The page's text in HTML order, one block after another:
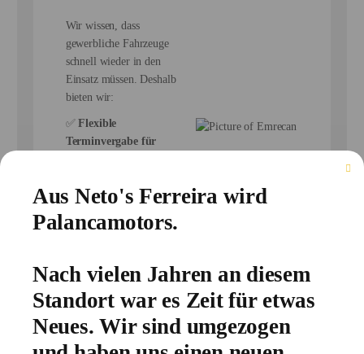
Wir wissen, dass
gewerbliche Fahrzeuge
schnell wieder in den
Einsatz müssen. Deshalb
bieten wir:
✅Flexible
Terminvergabe für
Erstausrüsterqualität
für maximale
✅
Minimierung der
Ausfallzeiten durch
effiziente
Arbeitsprozesse
Ein fester
Emrecan
Ansprechpartner
kontaktieren
Aus Neto's Ferreira wird
Palancamotors.
Nach vielen Jahren an diesem
Standort war es Zeit für etwas
Neues. Wir sind umgezogen